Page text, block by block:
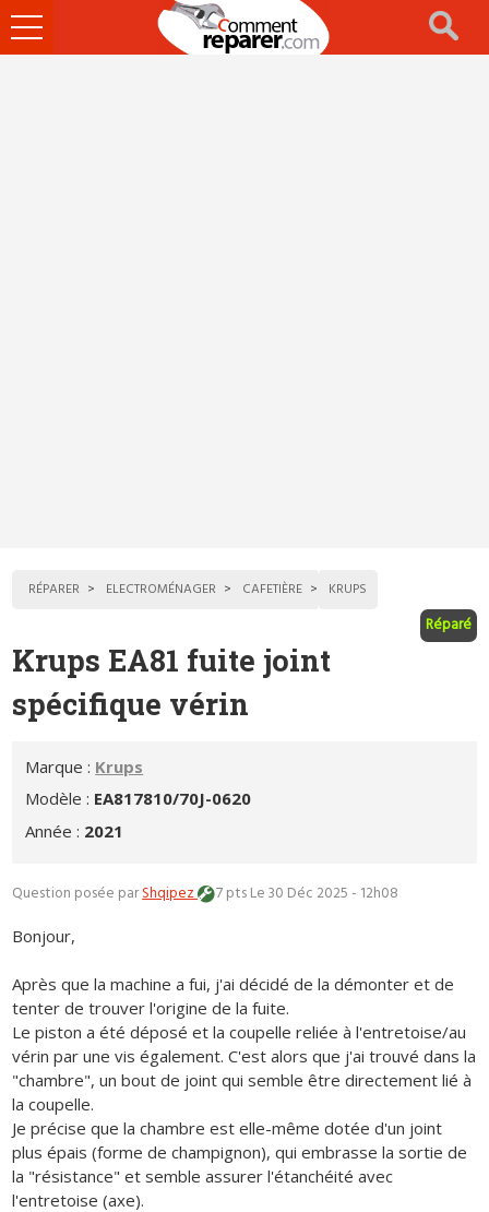
Ouvrir
le
RÉPARER ELECTROMÉNAGER CAFETIÈRE KRUPS
Réparé
Krups EA81 fuite joint
spécifique vérin
Marque : Krups
Modèle : EA817810/70J-0620
Année : 2021
Question posée parShqipez 7 ptsLe 30 Déc 2025 - 12h08
Bonjour,
Après que la machine a fui, j'ai décidé de la démonter et de
tenter de trouver l'origine de la fuite.
Le piston a été déposé et la coupelle reliée à l'entretoise/au
vérin par une vis également. C'est alors que j'ai trouvé dans la
"chambre", un bout de joint qui semble être directement lié à
la coupelle.
Je précise que la chambre est elle-même dotée d'un joint
plus épais (forme de champignon), qui embrasse la sortie de
la "résistance" et semble assurer l'étanchéité avec
l'entretoise (axe).